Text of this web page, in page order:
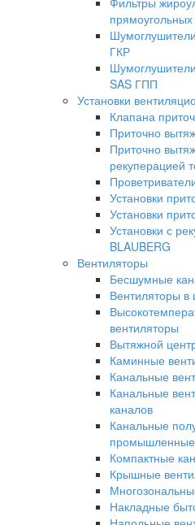
ГКР
SAS ГПП
Установки
Клапана
Приточно
Приточно
рекуперацией
Установки
Установки
Установки с
BLAUBERG
Вентиляторы
Бесшумные
Вентиляторы в
вентиляторы
Вытяжной
Каминные
Канальные
Канальные
каналов
Канальные
промышленные
Компактные
Крышные
Накладные